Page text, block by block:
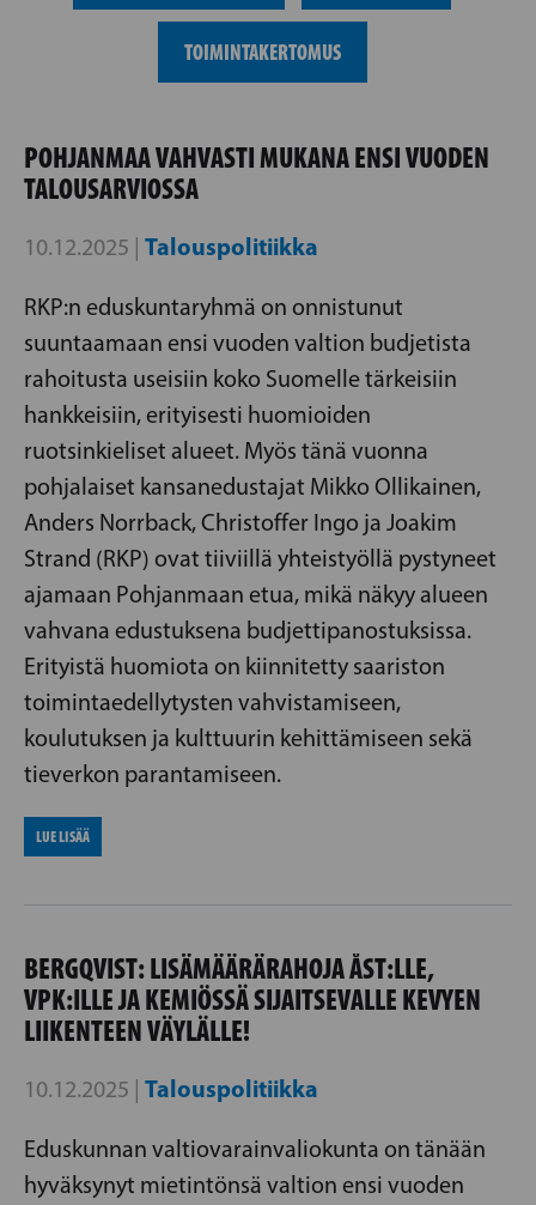
TOIMINTAKERTOMUS
POHJANMAA VAHVASTI MUKANA ENSI VUODEN
TALOUSARVIOSSA
10.12.2025 | Talouspolitiikka
RKP:n eduskuntaryhmä on onnistunut
suuntaamaan ensi vuoden valtion budjetista
rahoitusta useisiin koko Suomelle tärkeisiin
hankkeisiin, erityisesti huomioiden
ruotsinkieliset alueet. Myös tänä vuonna
pohjalaiset kansanedustajat Mikko Ollikainen,
Anders Norrback, Christoffer Ingo ja Joakim
Strand (RKP) ovat tiiviillä yhteistyöllä pystyneet
ajamaan Pohjanmaan etua, mikä näkyy alueen
vahvana edustuksena budjettipanostuksissa.
Erityistä huomiota on kiinnitetty saariston
toimintaedellytysten vahvistamiseen,
koulutuksen ja kulttuurin kehittämiseen sekä
tieverkon parantamiseen.
LUE LISÄÄ
BERGQVIST: LISÄMÄÄRÄRAHOJA ÅST:LLE,
VPK:ILLE JA KEMIÖSSÄ SIJAITSEVALLE KEVYEN
LIIKENTEEN VÄYLÄLLE!
10.12.2025 | Talouspolitiikka
Eduskunnan valtiovarainvaliokunta on tänään
hyväksynyt mietintönsä valtion ensi vuoden